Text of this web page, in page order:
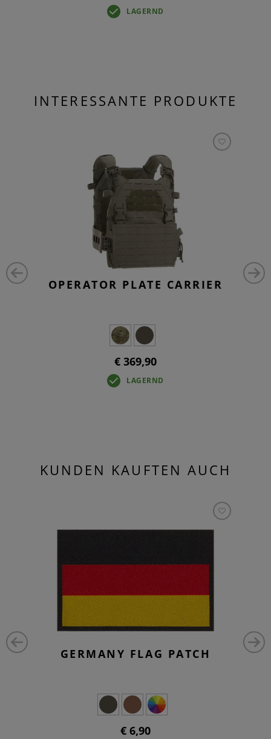
LAGERND
INTERESSANTE PRODUKTE
OPERATOR PLATE CARRIER
€ 369,90
LAGERND
KUNDEN KAUFTEN AUCH
GERMANY FLAG PATCH
€ 6,90